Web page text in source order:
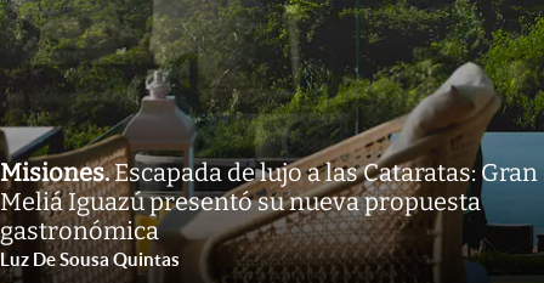
Misiones.Escapada de lujo a las Cataratas: Gran
Meliá Iguazú presentó su nueva propuesta
gastronómica
Luz De Sousa Quintas